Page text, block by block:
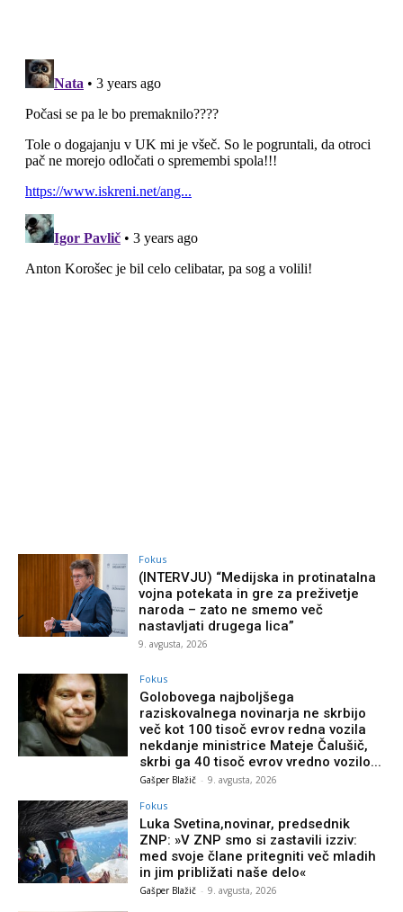
Fokus
(INTERVJU) “Medijska in protinatalna
vojna potekata in gre za preživetje
naroda – zato ne smemo več
nastavljati drugega lica”
9. avgusta, 2026
Fokus
Golobovega najboljšega
raziskovalnega novinarja ne skrbijo
več kot 100 tisoč evrov redna vozila
nekdanje ministrice Mateje Čalušič,
skrbi ga 40 tisoč evrov vredno vozilo...
Gašper Blažič - 9. avgusta, 2026
Fokus
Luka Svetina,novinar, predsednik
ZNP: »V ZNP smo si zastavili izziv:
med svoje člane pritegniti več mladih
in jim približati naše delo«
Gašper Blažič - 9. avgusta, 2026